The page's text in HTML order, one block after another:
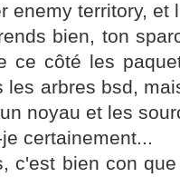
enemy territory, et
bien, ton
ce côté les
les arbres bsd,
noyau et les
certainement...
c'est bien con